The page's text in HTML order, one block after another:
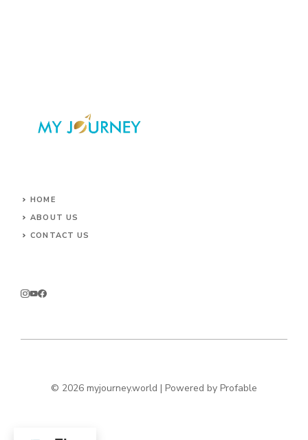
HOME
ABOUT US
CONTACT US
© 2026 myjourney.world | Powered by Profable